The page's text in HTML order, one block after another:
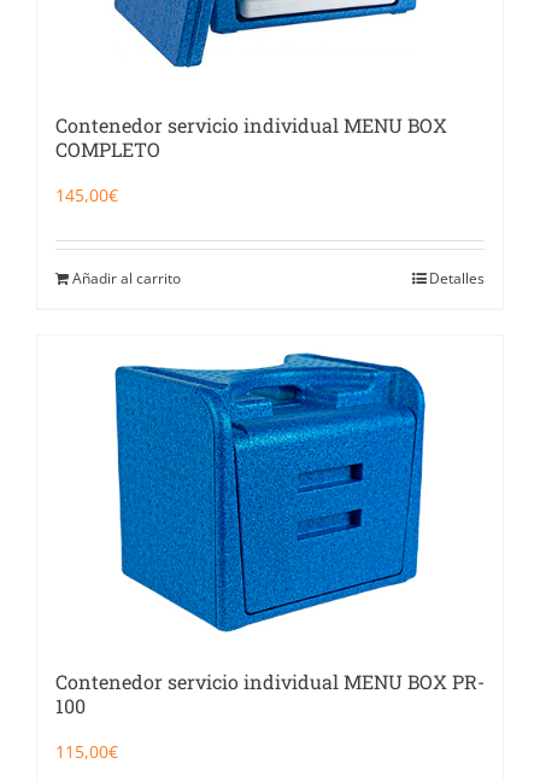
Contenedor servicio individual MENU BOX
COMPLETO
145,00€
Añadir al carrito Detalles
Contenedor servicio individual MENU BOX PR-
100
115,00€